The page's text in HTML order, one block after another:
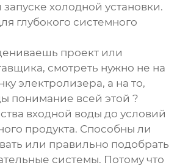
запуске холодной установки.
глубокого системного
проект или
смотреть нужно не на
электролизера, а на то,
понимание всей этой ?
входной воды до условий
продукта. Способны ли
или правильно подобрать
системы. Потому что